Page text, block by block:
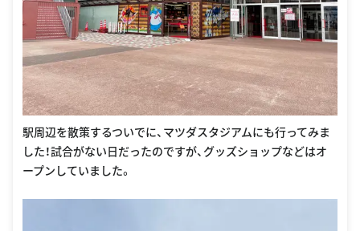
駅周辺を散策するついでに、マツダスタジアムにも行ってみま
した！試合がない日だったのですが、グッズショップなどはオ
ープンしていました。